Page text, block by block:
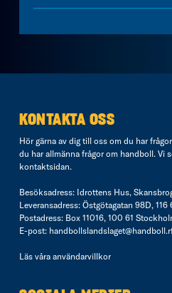
KONTAKTA OSS
Hör gärna av dig till oss om du har
du har allmänna frågor om handboll. Vi
kontaktsidan.
Besöksadress: Idrottens Hus,
Leveransadress: Östgötagatan 98D,
Postadress: Box 11016, 100 61
E-post:
Läs våra användarvillkor